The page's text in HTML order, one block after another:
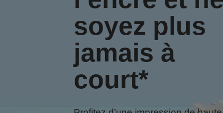
soyez plus
jamais à
court*